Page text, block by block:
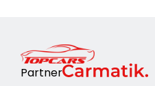
Partner